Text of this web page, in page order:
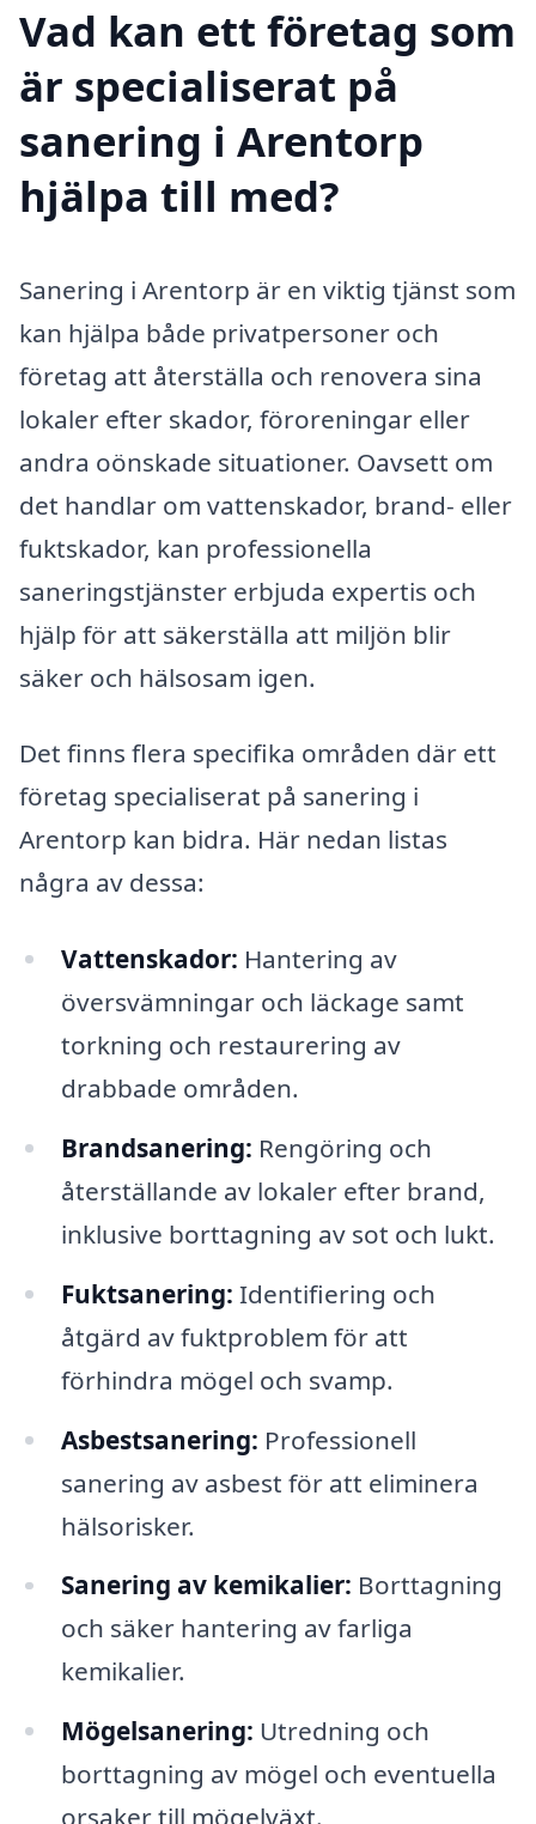
Vad kan ett företag som
är specialiserat på
sanering i Arentorp
hjälpa till med?
Sanering i Arentorp är en viktig tjänst som
kan hjälpa både privatpersoner och
företag att återställa och renovera sina
lokaler efter skador, föroreningar eller
andra oönskade situationer. Oavsett om
det handlar om vattenskador, brand- eller
fuktskador, kan professionella
saneringstjänster erbjuda expertis och
hjälp för att säkerställa att miljön blir
säker och hälsosam igen.
Det finns flera specifika områden där ett
företag specialiserat på sanering i
Arentorp kan bidra. Här nedan listas
några av dessa:
Vattenskador: Hantering av
översvämningar och läckage samt
torkning och restaurering av
drabbade områden.
Brandsanering: Rengöring och
återställande av lokaler efter brand,
inklusive borttagning av sot och lukt.
Fuktsanering: Identifiering och
åtgärd av fuktproblem för att
förhindra mögel och svamp.
Asbestsanering: Professionell
sanering av asbest för att eliminera
hälsorisker.
Sanering av kemikalier: Borttagning
och säker hantering av farliga
kemikalier.
Mögelsanering: Utredning och
borttagning av mögel och eventuella
orsaker till mögelväxt.